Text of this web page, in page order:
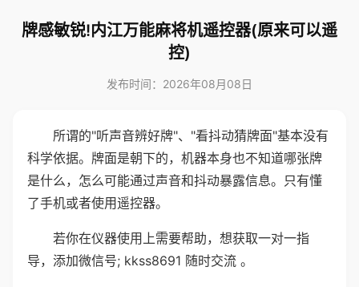
牌感敏锐!内江万能麻将机遥控器(原来可以遥
控)
发布时间：2026年08月08日
所谓的"听声音辨好牌"、"看抖动猜牌面"基本没有
科学依据。牌面是朝下的，机器本身也不知道哪张牌
是什么，怎么可能通过声音和抖动暴露信息。只有懂
了手机或者使用遥控器。
若你在仪器使用上需要帮助，想获取一对一指
导，添加微信号; kkss8691 随时交流 。